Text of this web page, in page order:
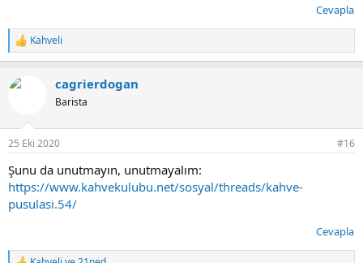
Cevapla
T
e
k
:
Kahveli
cagrierdogan
Barista
25 Eki 2020 #16
Şunu da unutmayın, unutmayalım:
https://www.kahvekulubu.net/sosyal/threads/kahve-
pusulasi.54/
Cevapla